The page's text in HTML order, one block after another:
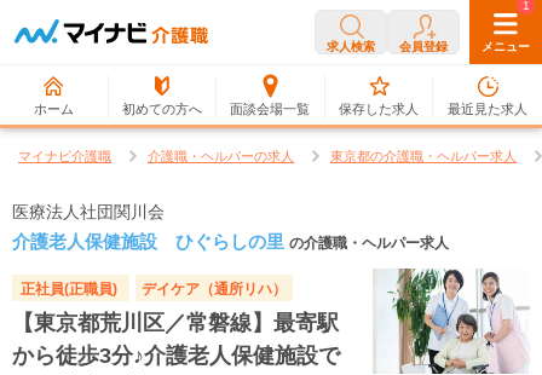
求人検索 会員登録 メニュー
ホーム 初めての方へ 面談会場一覧
0
保存した求人
1
最近見た求人
マイナビ介護職 介護職・ヘルパーの求人 東京都の介護職・ヘルパー求人
医療法人社団関川会
介護老人保健施設 ひぐらしの里 の介護職・ヘルパー求人
正社員(正職員) デイケア（通所リハ）
【東京都荒川区／常磐線】最寄駅
から徒歩3分♪介護老人保健施設で